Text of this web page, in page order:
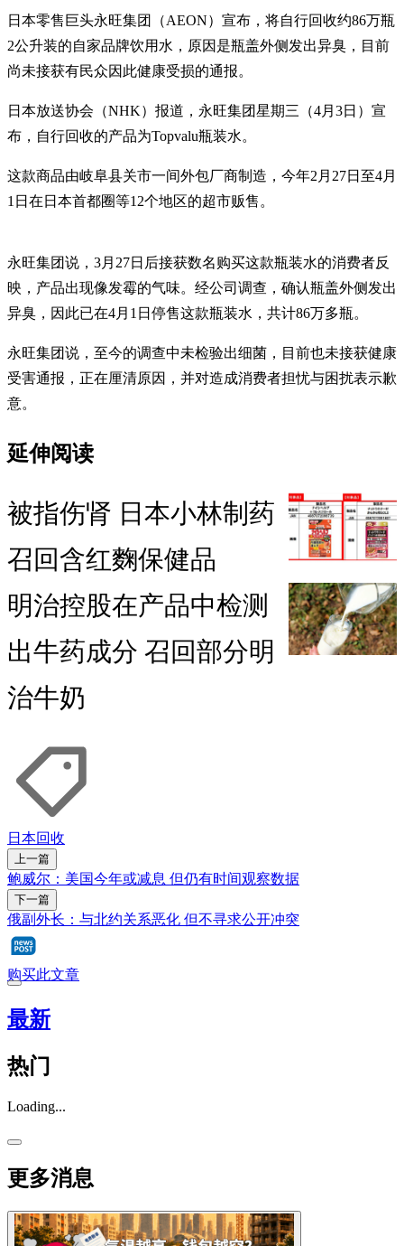
日本零售巨头永旺集团（AEON）宣布，将自行回收约86万瓶
2公升装的自家品牌饮用水，原因是瓶盖外侧发出异臭，目前
尚未接获有民众因此健康受损的通报。
日本放送协会（NHK）报道，永旺集团星期三（4月3日）宣
布，自行回收的产品为Topvalu瓶装水。
这款商品由岐阜县关市一间外包厂商制造，今年2月27日至4月
1日在日本首都圈等12个地区的超市贩售。
永旺集团说，3月27日后接获数名购买这款瓶装水的消费者反
映，产品出现像发霉的气味。经公司调查，确认瓶盖外侧发出
异臭，因此已在4月1日停售这款瓶装水，共计86万多瓶。
永旺集团说，至今的调查中未检验出细菌，目前也未接获健康
受害通报，正在厘清原因，并对造成消费者担忧与困扰表示歉
意。
延伸阅读
被指伤肾 日本小林制药
召回含红麴保健品
明治控股在产品中检测
出牛药成分 召回部分明
治牛奶
日本回收
上一篇
鲍威尔：美国今年或减息 但仍有时间观察数据
下一篇
俄副外长：与北约关系恶化 但不寻求公开冲突
购买此文章
最新
热门
Loading...
更多消息